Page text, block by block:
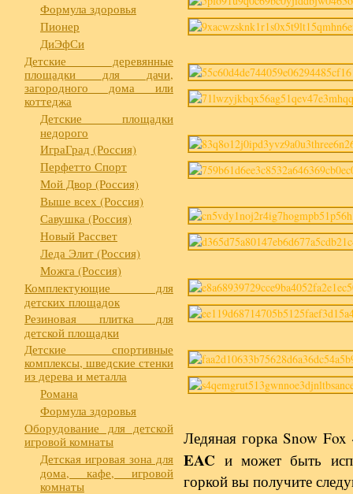
Формула здоровья
Пионер
ДиЭфСи
Детские деревянные
площадки для дачи,
загородного дома или
коттеджа
Детские площадки
недорого
ИграГрад (Россия)
Перфетто Спорт
Мой Двор (Россия)
Выше всех (Россия)
Савушка (Россия)
Новый Рассвет
Леда Элит (Россия)
Можга (Россия)
Комплектующие для
детских площадок
Резиновая плитка для
детской площадки
Детские спортивные
комплексы, шведские стенки
из дерева и металла
Романа
Формула здоровья
Оборудование для детской
игровой комнаты
Детская игровая зона для
дома, кафе, игровой
комнаты
Ледяная горка Snow
EAC и может быть
горкой вы получите